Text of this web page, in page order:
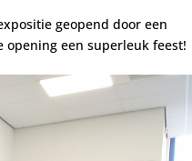
geopend door een
opening een superleuk feest!